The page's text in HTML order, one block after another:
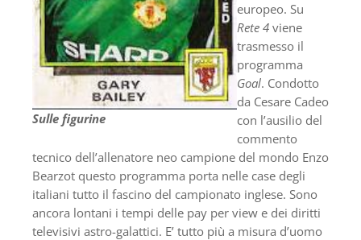
Sulle figurine
europeo. Su
Rete 4 viene
trasmesso il
programma
Goal. Condotto
da Cesare Cadeo
con l’ausilio del
commento
tecnico dell’allenatore neo campione del mondo Enzo
Bearzot questo programma porta nelle case degli
italiani tutto il fascino del campionato inglese. Sono
ancora lontani i tempi delle pay per view e dei diritti
televisivi astro-galattici. E’ tutto più a misura d’uomo